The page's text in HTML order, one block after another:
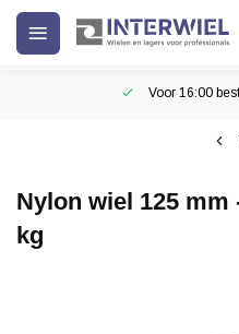
Voor 16:00
Nylon wiel 125 mm
kg